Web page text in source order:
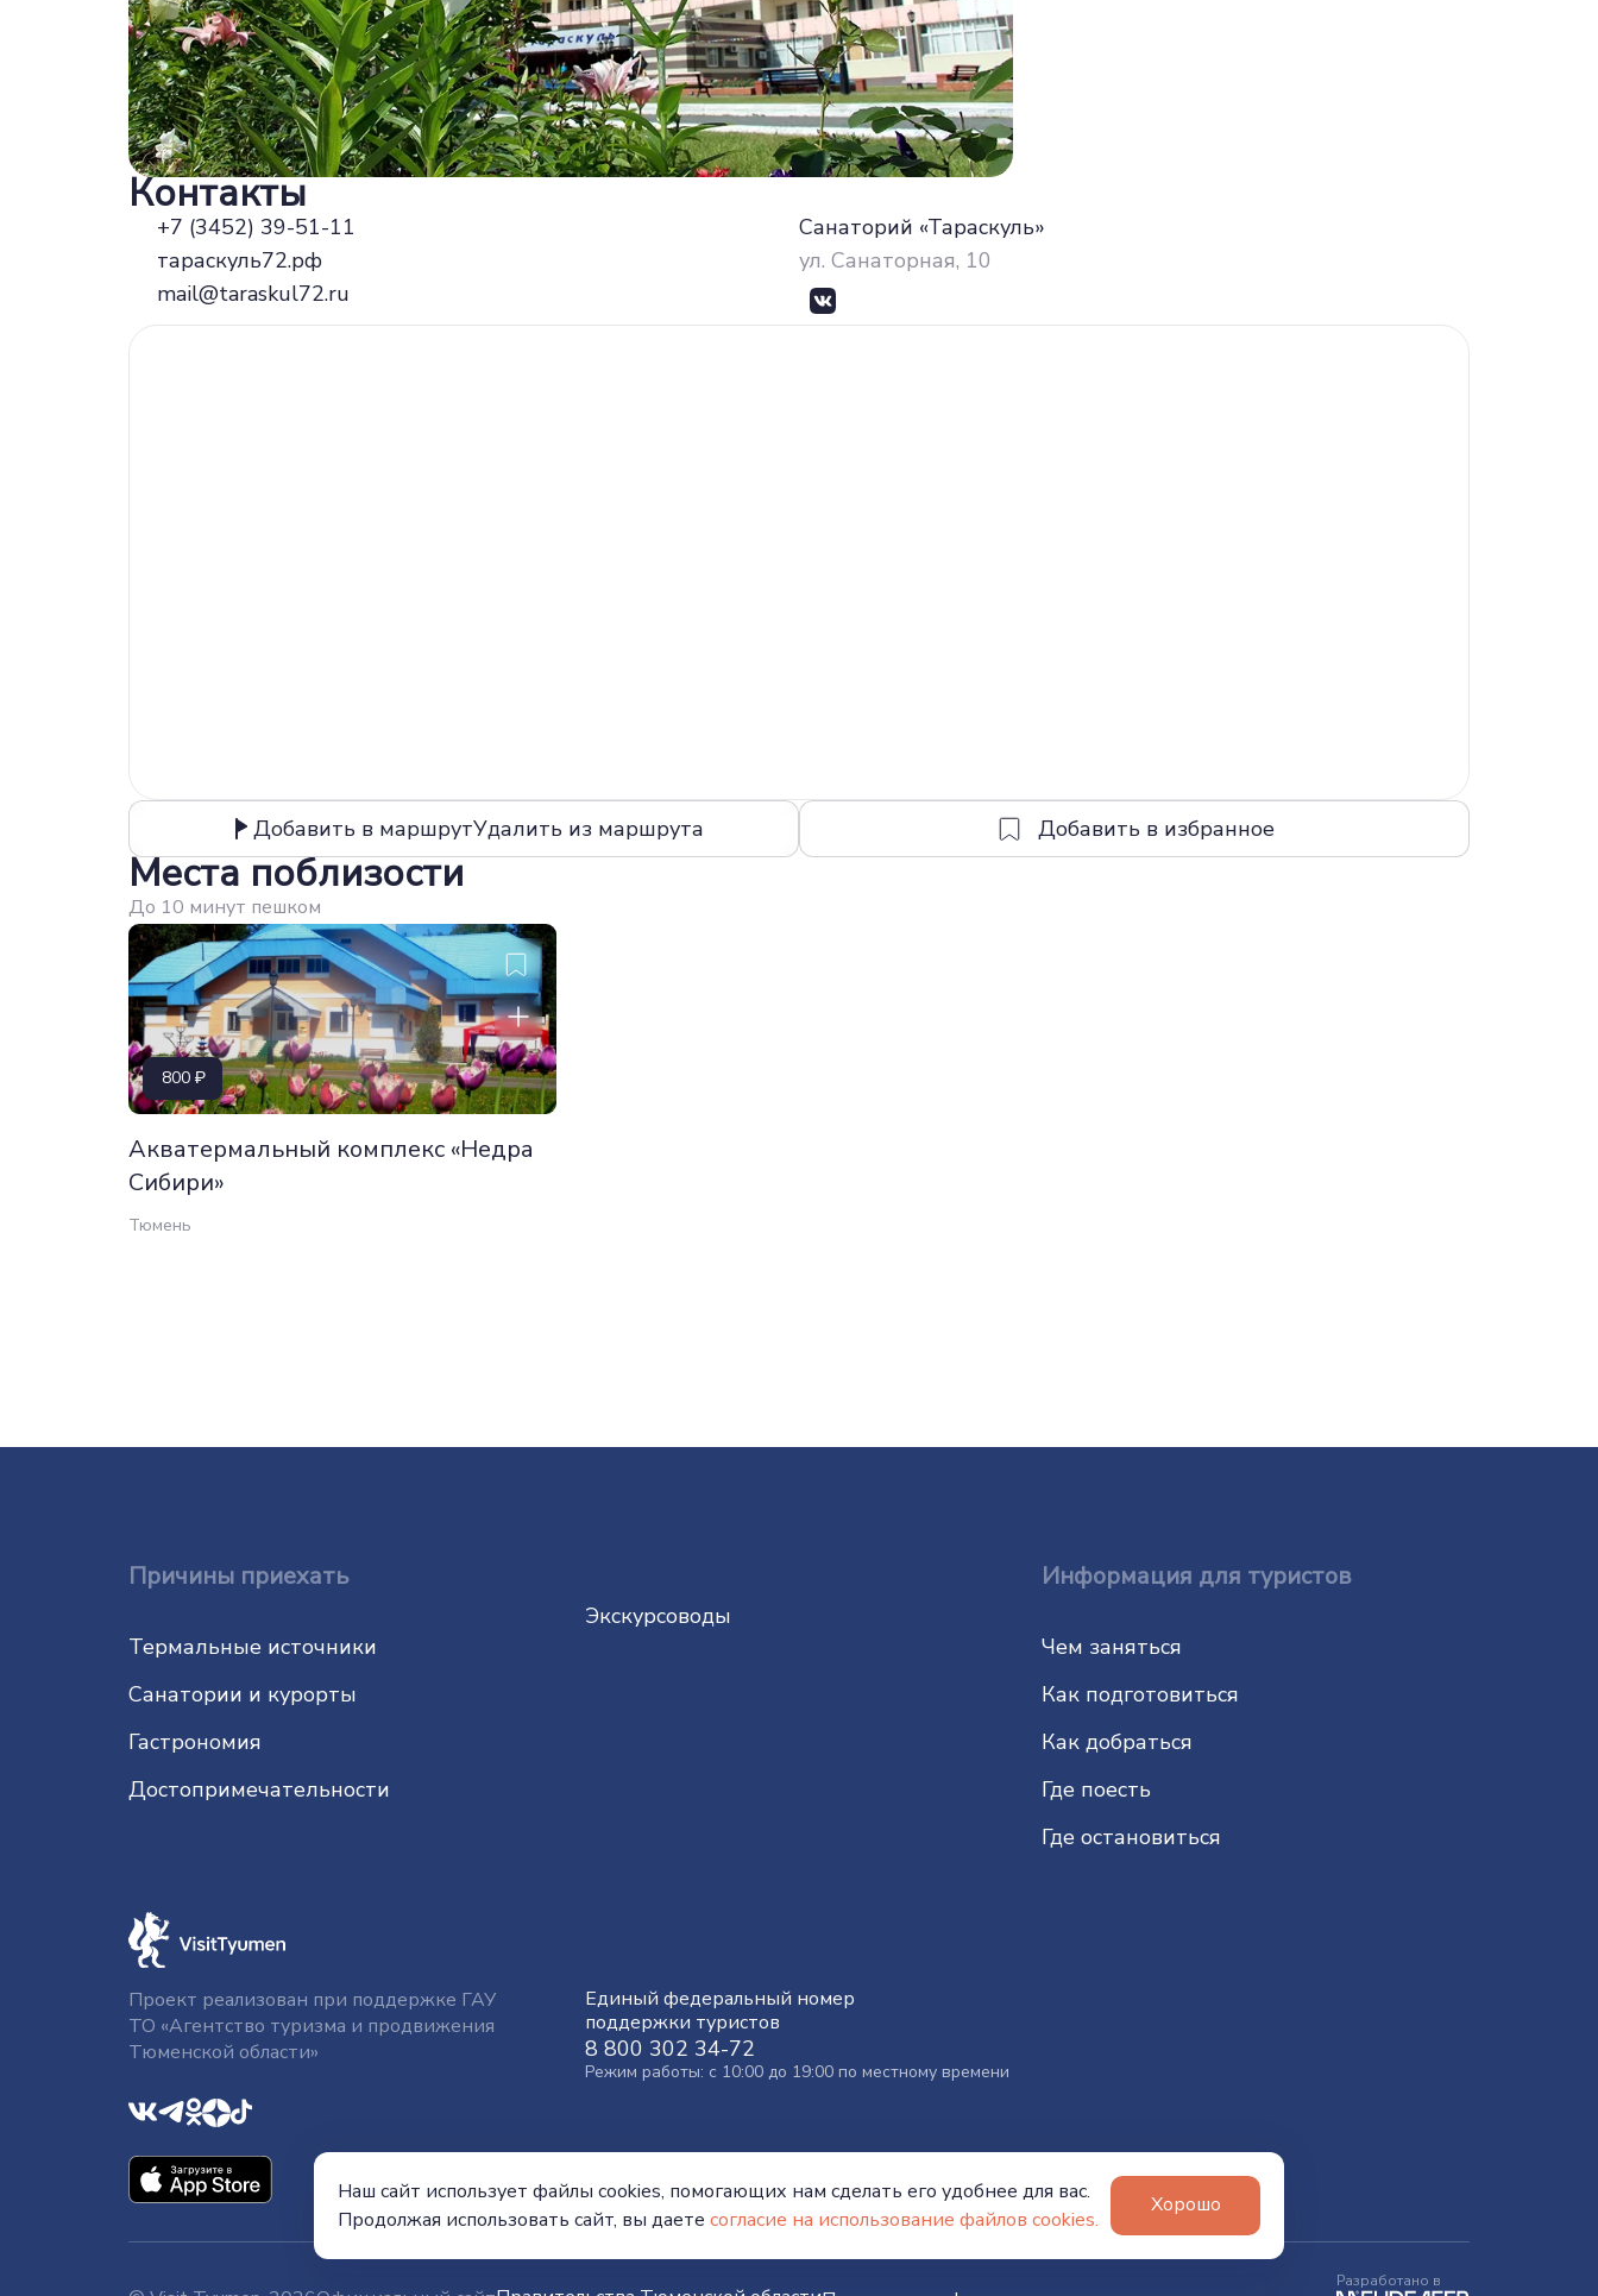
Контакты
+7 (3452) 39-51-11
тараскуль72.рф
mail@taraskul72.ru
Санаторий «Тараскуль»
ул. Санаторная, 10
Добавить в маршрутУдалить из маршрута
Места поблизости
До 10 минут пешком
800
Акватермальный комплекс «Недра
Сибири»
Тюмень
Причины приехать
Термальные источники
Санатории и курорты
Гастрономия
До­сто­при­ме­ча­тель­нос­ти
Экскурсоводы
Информация для туристов
Чем заняться
Как подготовиться
Как добраться
Где поесть
Где остановиться
Проект реализован при поддержке ГАУ
ТО «Агентство туризма и продвижения
Тюменской области»
Единый федеральный номер
поддержки туристов
8 800 302 34-72
Режим работы: с 10:00 до 19:00 по местному времени
Разработано в
Наш сайт использует файлы cookies, помогающих нам сделать его удобнее для вас.
Продолжая использовать сайт, вы даете согласие на использование файлов cookies.
Хорошо